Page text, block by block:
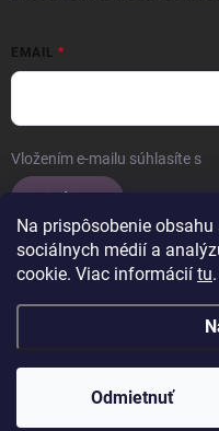
Na prispôsobenie
sociálnych médií a
cookie. Viac informácií tu.
Odmietnuť
EMAIL
Vložením e-mailu súhlasíte s
Copyright 2026ERROW.